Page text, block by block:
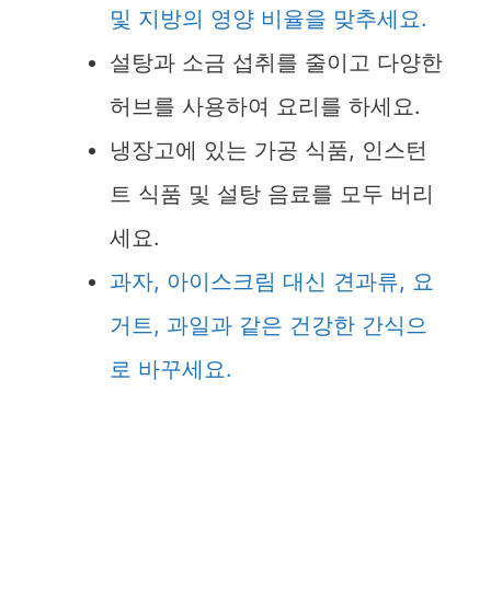
및 지방의 영양 비율을 맞추세요.
설탕과 소금 섭취를 줄이고 다양한
허브를 사용하여 요리를 하세요.
냉장고에 있는 가공 식품, 인스턴
트 식품 및 설탕 음료를 모두 버리
세요.
과자, 아이스크림 대신 견과류, 요
거트, 과일과 같은 건강한 간식으
로 바꾸세요.